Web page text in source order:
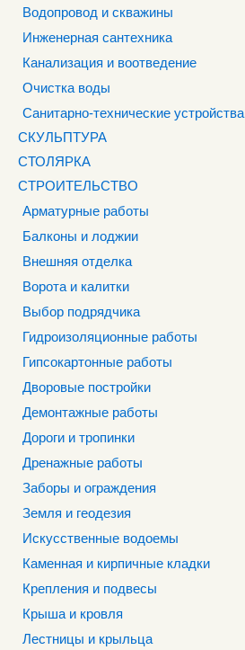
Водопровод и скважины
Инженерная сантехника
Канализация и воотведение
Очистка воды
Санитарно-технические устройства
СКУЛЬПТУРА
СТОЛЯРКА
СТРОИТЕЛЬСТВО
Арматурные работы
Балконы и лоджии
Внешняя отделка
Ворота и калитки
Выбор подрядчика
Гидроизоляционные работы
Гипсокартонные работы
Дворовые постройки
Демонтажные работы
Дороги и тропинки
Дренажные работы
Заборы и ограждения
Земля и геодезия
Искусственные водоемы
Каменная и кирпичные кладки
Крепления и подвесы
Крыша и кровля
Лестницы и крыльца